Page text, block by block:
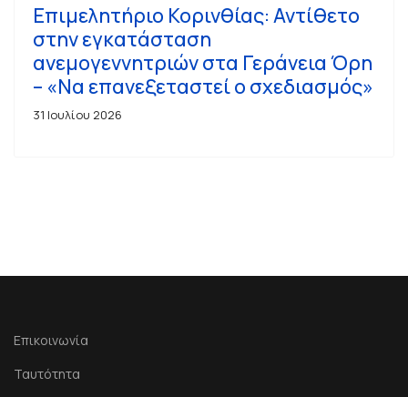
Επιμελητήριο Κορινθίας: Αντίθετο
στην εγκατάσταση
ανεμογεννητριών στα Γεράνεια Όρη
– «Να επανεξεταστεί ο σχεδιασμός»
31 Ιουλίου 2026
Επικοινωνία
Ταυτότητα